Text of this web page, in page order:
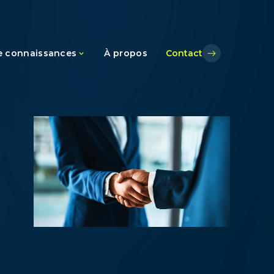
connaissances À propos Contact